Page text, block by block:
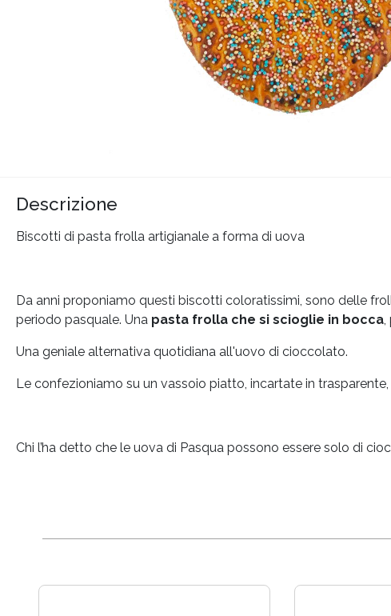
Descrizione
Biscotti di pasta frolla artigianale a forma di uova
Da anni proponiamo questi biscotti coloratissimi, sono delle
periodo pasquale. Una pasta frolla che si scioglie in bocca
Una geniale alternativa quotidiana all'uovo di cioccolato.
Le confezioniamo su un vassoio piatto, incartate in
Chi l’ha detto che le uova di Pasqua possono essere solo di